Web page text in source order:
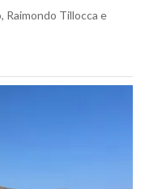
Raimondo Tillocca e